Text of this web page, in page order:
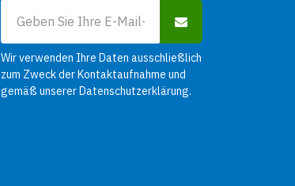
Wir verwenden Ihre Daten ausschließlich
zum Zweck der Kontaktaufnahme und
gemäß unsererDatenschutzerklärung.